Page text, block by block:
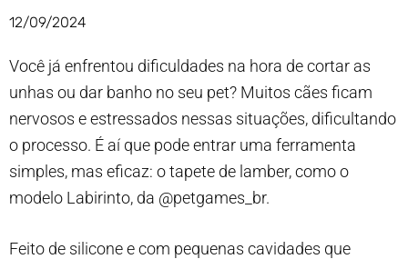
12/09/2024
Você já enfrentou dificuldades na hora de cortar as
unhas ou dar banho no seu pet? Muitos cães ficam
nervosos e estressados nessas situações, dificultando
o processo. É aí que pode entrar uma ferramenta
simples, mas eficaz: o tapete de lamber, como o
modelo Labirinto, da @petgames_br.
Feito de silicone e com pequenas cavidades que